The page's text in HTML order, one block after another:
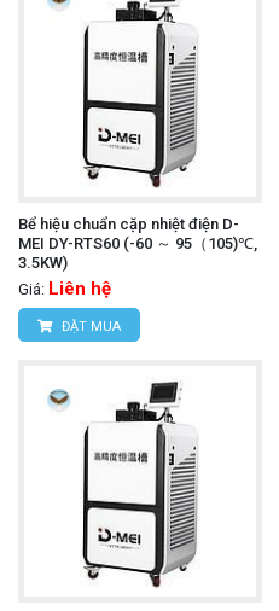
Bể hiệu chuẩn cặp nhiệt điện D-
MEI DY-RTS60 (-60 ～ 95（105)℃,
3.5KW)
Giá: Liên hệ
ĐẶT MUA